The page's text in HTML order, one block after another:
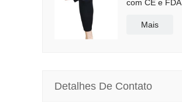
com CE e FDA
Mais
Detalhes De Contato